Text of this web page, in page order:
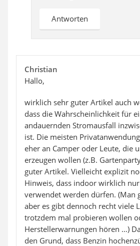
Antworten
Christian
Hallo,
wirklich sehr guter Artikel auch
dass die Wahrscheinlichkeit für
andauernden Stromausfall
ist. Die meisten
eher an Camper oder Leute, die
erzeugen wollen (z.B.
guter Artikel. Vielleicht explizit
Hinweis, dass indoor wirklich
verwendet werden dürfen. (Man
aber es gibt dennoch recht viele
trotzdem mal probieren wollen
Herstellerwarnungen hören …)
den Grund, dass Benzin